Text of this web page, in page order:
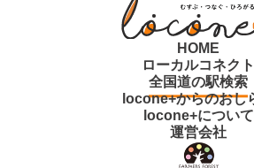
HOME
ローカルコネクト
全国道の駅検索
locone+からのおし
locone+について
運営会社